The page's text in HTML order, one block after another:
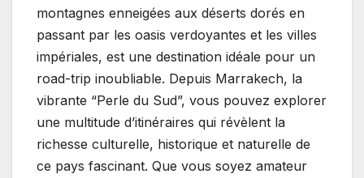
montagnes enneigées aux déserts dorés en
passant par les oasis verdoyantes et les villes
impériales, est une destination idéale pour un
road-trip inoubliable. Depuis Marrakech, la
vibrante “Perle du Sud”, vous pouvez explorer
une multitude d’itinéraires qui révèlent la
richesse culturelle, historique et naturelle de
ce pays fascinant. Que vous soyez amateur